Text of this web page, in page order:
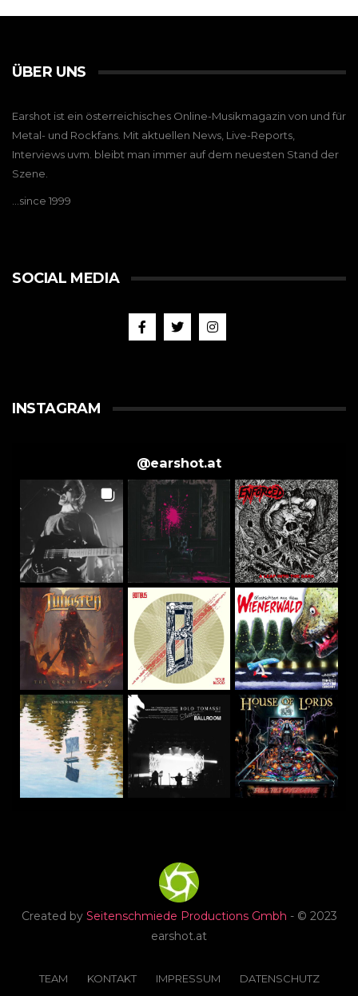
ÜBER UNS
Earshot ist ein österreichisches Online-Musikmagazin von und für
Metal- und Rockfans. Mit aktuellen News, Live-Reports,
Interviews uvm. bleibt man immer auf dem neuesten Stand der
Szene.
…since 1999
SOCIAL MEDIA
INSTAGRAM
@earshot.at
Created by Seitenschmiede Productions Gmbh - © 2023
earshot.at
TEAM KONTAKT IMPRESSUM
DATENSCHUTZ